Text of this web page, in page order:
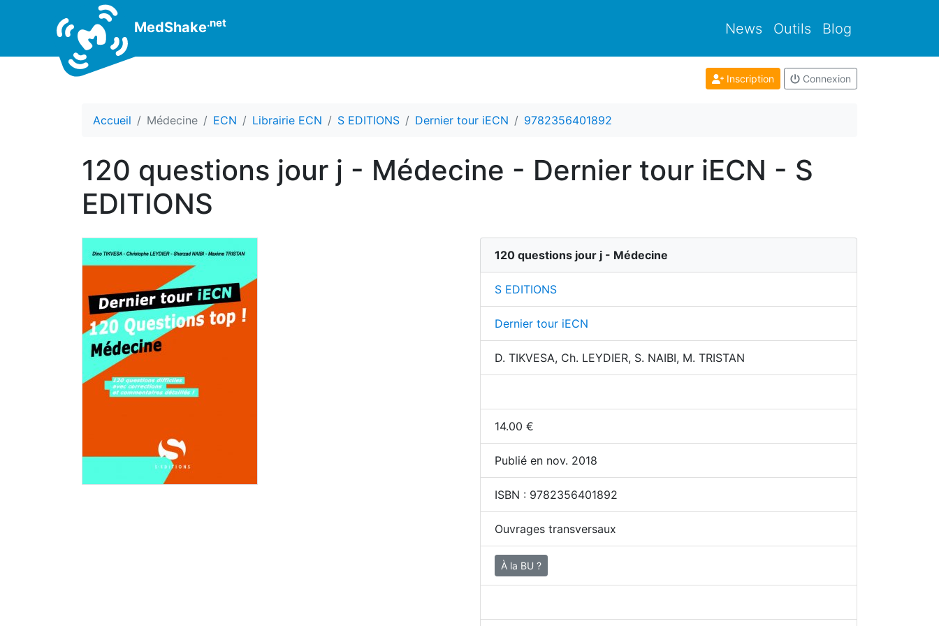
MedShake.net News Outils Blog
Inscription Connexion
Accueil Médecine ECN Librairie ECN S EDITIONS Dernier tour iECN 9782356401892
120 questions jour j - Médecine - Dernier tour iECN - S
EDITIONS
120 questions jour j - Médecine
S EDITIONS
Dernier tour iECN
D. TIKVESA, Ch. LEYDIER, S. NAIBI, M. TRISTAN
14.00 €
Publié en nov. 2018
ISBN : 9782356401892
Ouvrages transversaux
À la BU ?